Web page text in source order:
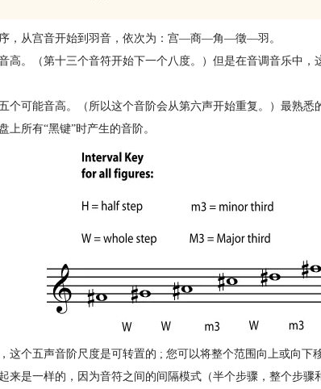
，从宫音开始到羽音，依次为：宫—商—角—徵—羽。
高。（第十三个音符开始下一个八度。）但是在音调音乐中，
个可能音高。（所以这个音阶会从第六声开始重复。）最熟
所有“黑键”时产生的音阶。
这个五声音阶尺度是可转置的 ; 您可以将整个范围向上或向下
来是一样的，因为音符之间的间隔模式（半个步骤，整个步骤